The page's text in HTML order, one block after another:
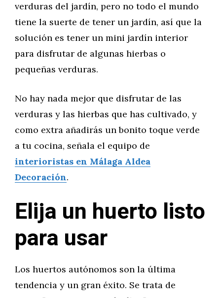
verduras del jardín, pero no todo el mundo
tiene la suerte de tener un jardín, así que la
solución es tener un mini jardín interior
para disfrutar de algunas hierbas o
pequeñas verduras.
No hay nada mejor que disfrutar de las
verduras y las hierbas que has cultivado, y
como extra añadirás un bonito toque verde
a tu cocina, señala el equipo de
interioristas en Málaga Aldea
Decoración.
Elija un huerto listo
para usar
Los huertos autónomos son la última
tendencia y un gran éxito. Se trata de